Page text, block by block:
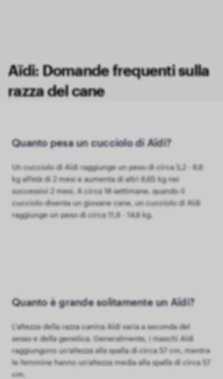
Aïdi: Domande frequenti sulla
razza del cane
Quanto pesa un cucciolo di Aïdi?
Un cucciolo di Aïdi raggiunge un peso di circa 5,2 - 8,6
kg all'età di 2 mesi e aumenta di altri 6,65 kg nei
successivi 2 mesi. A circa 18 settimane, quando il
cucciolo diventa un giovane cane, un cucciolo di Aïdi
raggiunge un peso di circa 11,8 - 14,6 kg.
Quanto è grande solitamente un Aïdi?
L'altezza della razza canina Aïdi varia a seconda del
sesso e della genetica. Generalmente, i maschi Aïdi
raggiungono un'altezza alla spalla di circa 57 cm, mentre
le femmine hanno un'altezza media alla spalla di circa 57
cm.